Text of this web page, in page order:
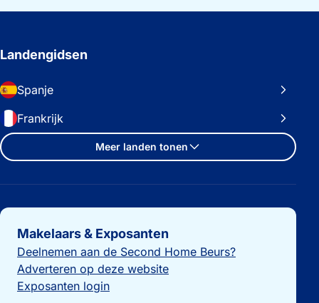
Landengidsen
Spanje
Frankrijk
Meer landen tonen
Belangrijke links
Makelaars & Exposanten
Deelnemen aan de Second Home Beurs?
Adverteren op deze website
Exposanten login